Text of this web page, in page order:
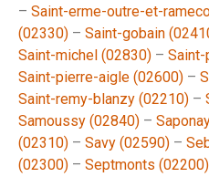
– Saint-erme-outre-et-
(02330) – Saint-gobain
Saint-michel (02830) –
Saint-pierre-aigle (02600) –
Saint-remy-blanzy (02210) –
Samoussy (02840) –
(02310) – Savy (02590) –
(02300) – Septmonts (02200)